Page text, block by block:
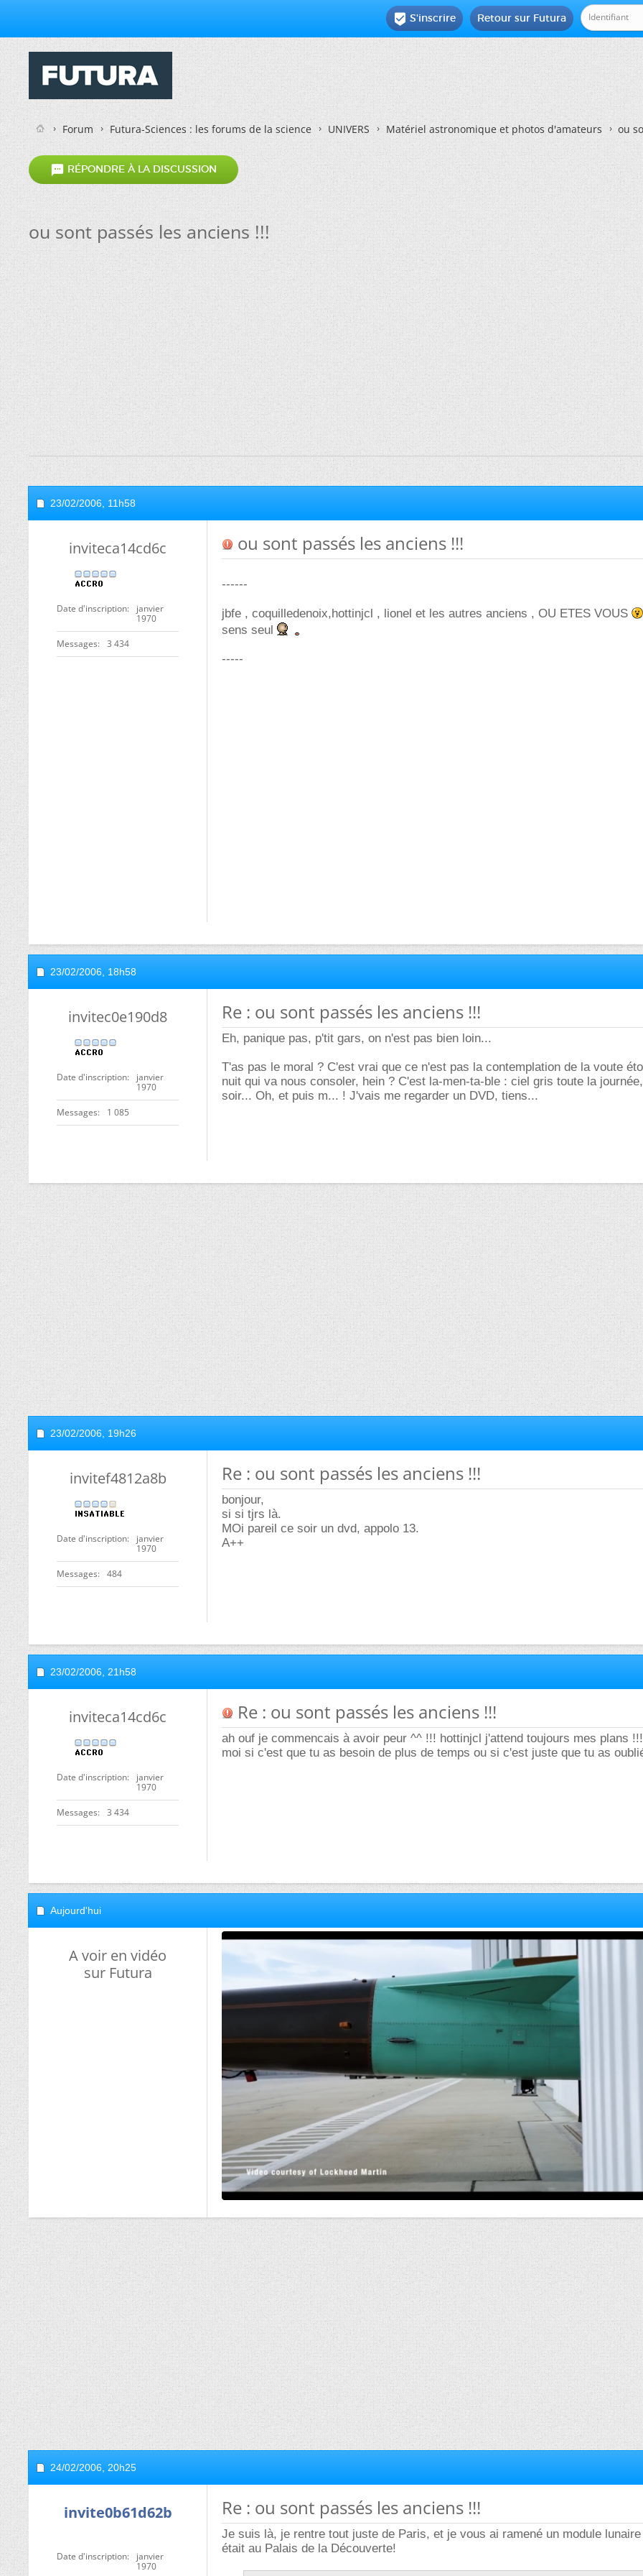
Retour sur Futura
 S'inscrire
Forum Futura-Sciences : les forums de la science UNIVERS Matériel astronomique et photos d'amateurs ou
 RÉPONDRE À LA DISCUSSION
ou sont passés les anciens !!!
23/02/2006, 11h58
inviteca14cd6c
Date d'inscription
janvier
1970
Messages 3 434
ou sont passés les anciens !!!
------
jbfe , coquilledenoix,hottinjcl , lionel et les autres anciens , OU ETES VOUS
sens seul
-----
23/02/2006, 18h58
invitec0e190d8
Date d'inscription
janvier
1970
Messages 1 085
Re : ou sont passés les anciens !!!
Eh, panique pas, p'tit gars, on n'est pas bien loin...
T'as pas le moral ? C'est vrai que ce n'est pas la contemplation de la voute
nuit qui va nous consoler, hein ? C'est la-men-ta-ble : ciel gris toute la
soir... Oh, et puis m... ! J'vais me regarder un DVD, tiens...
23/02/2006, 19h26
invitef4812a8b
Date d'inscription
janvier
1970
Messages 484
Re : ou sont passés les anciens !!!
bonjour,
si si tjrs là.
MOi pareil ce soir un dvd, appolo 13.
A++
23/02/2006, 21h58
inviteca14cd6c
Date d'inscription
janvier
1970
Messages 3 434
Re : ou sont passés les anciens !!!
ah ouf je commencais à avoir peur ^^ !!! hottinjcl j'attend toujours mes plans
moi si c'est que tu as besoin de plus de temps ou si c'est juste que tu as
Aujourd'hui
A voir en vidéo
sur Futura
24/02/2006, 20h25
invite0b61d62b
Date d'inscription
janvier
1970
Re : ou sont passés les anciens !!!
Je suis là, je rentre tout juste de Paris, et je vous ai ramené un module
était au Palais de la Découverte!